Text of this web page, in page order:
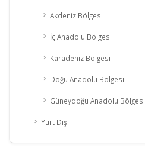
Akdeniz Bölgesi
İç Anadolu Bölgesi
Karadeniz Bölgesi
Doğu Anadolu Bölgesi
Güneydoğu Anadolu Bölgesi
Yurt Dışı